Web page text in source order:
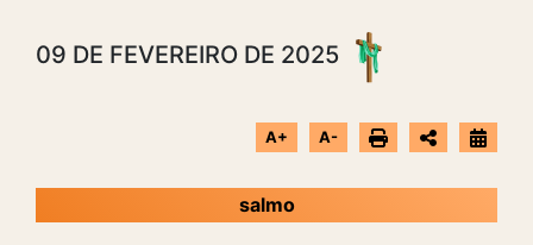
09 DE FEVEREIRO DE 2025
A+ A-
salmo